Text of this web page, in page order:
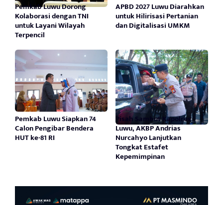
Pemkab Luwu Dorong
Kolaborasi dengan TNI
untuk Layani Wilayah
Terpencil
APBD 2027 Luwu Diarahkan
untuk Hilirisasi Pertanian
dan Digitalisasi UMKM
Pemkab Luwu Siapkan 74
Calon Pengibar Bendera
HUT ke-81 RI
Pisah Sambut Kapolres
Luwu, AKBP Andrias
Nurcahyo Lanjutkan
Tongkat Estafet
Kepemimpinan